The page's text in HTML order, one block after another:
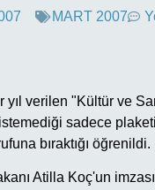
MART 2007
yıl verilen "Kültür ve
sadece
bıraktığı öğrenildi.
Atilla Koç'un